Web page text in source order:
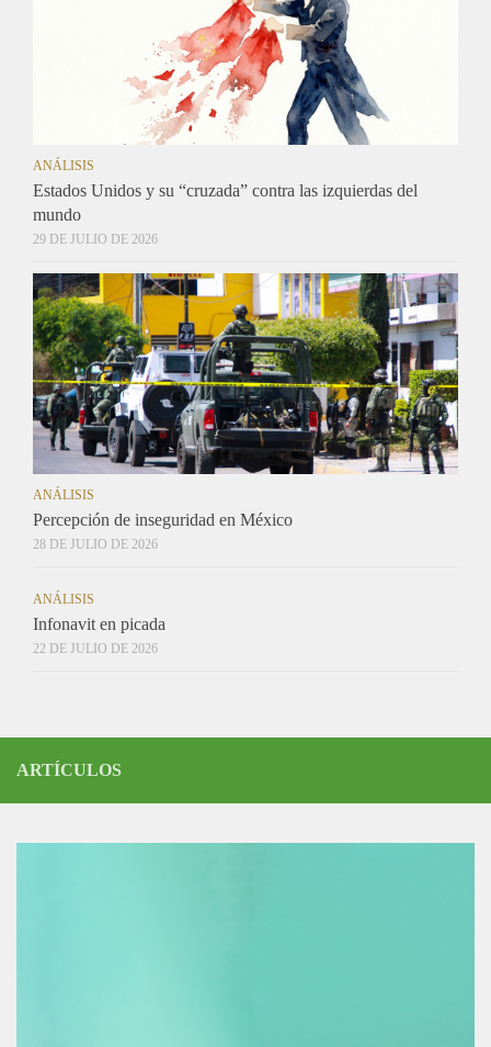
ANÁLISIS
Estados Unidos y su “cruzada” contra las izquierdas del
mundo
29 DE JULIO DE 2026
ANÁLISIS
Percepción de inseguridad en México
28 DE JULIO DE 2026
ANÁLISIS
Infonavit en picada
22 DE JULIO DE 2026
ARTÍCULOS